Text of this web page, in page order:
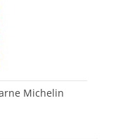
Michelin